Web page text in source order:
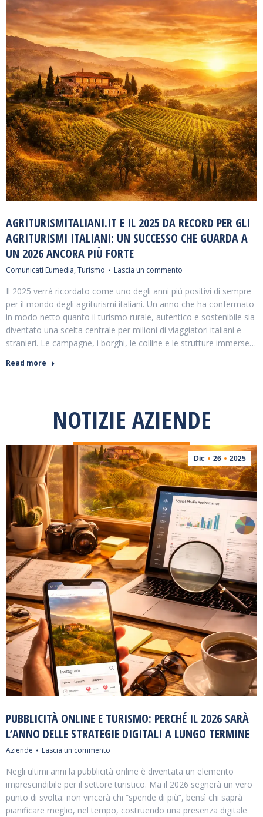
AGRITURISMITALIANI.IT E IL 2025 DA RECORD PER GLI
AGRITURISMI ITALIANI: UN SUCCESSO CHE GUARDA A
UN 2026 ANCORA PIÙ FORTE
Comunicati Eumedia, Turismo Lascia un commento
Il 2025 verrà ricordato come uno degli anni più positivi di sempre
per il mondo degli agriturismi italiani. Un anno che ha confermato
in modo netto quanto il turismo rurale, autentico e sostenibile sia
diventato una scelta centrale per milioni di viaggiatori italiani e
stranieri. Le campagne, i borghi, le colline e le strutture immerse…
Read more
NOTIZIE AZIENDE
Dic 26 2025
PUBBLICITÀ ONLINE E TURISMO: PERCHÉ IL 2026 SARÀ
L’ANNO DELLE STRATEGIE DIGITALI A LUNGO TERMINE
Aziende Lascia un commento
Negli ultimi anni la pubblicità online è diventata un elemento
imprescindibile per il settore turistico. Ma il 2026 segnerà un vero
punto di svolta: non vincerà chi “spende di più”, bensì chi saprà
pianificare meglio, nel tempo, costruendo una presenza digitale